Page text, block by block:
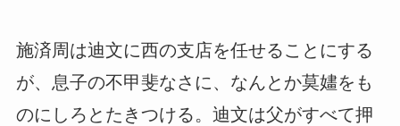
施済周は迪文に西の支店を任せることにする
が、息子の不甲斐なさに、なんとか莫嫿をも
のにしろとたきつける。迪文は父がすべて押